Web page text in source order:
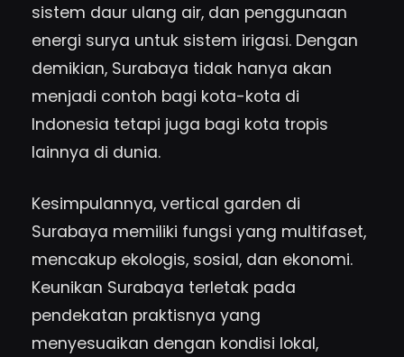
sistem daur ulang air, dan penggunaan
energi surya untuk sistem irigasi. Dengan
demikian, Surabaya tidak hanya akan
menjadi contoh bagi kota-kota di
Indonesia tetapi juga bagi kota tropis
lainnya di dunia.
Kesimpulannya, vertical garden di
Surabaya memiliki fungsi yang multifaset,
mencakup ekologis, sosial, dan ekonomi.
Keunikan Surabaya terletak pada
pendekatan praktisnya yang
menyesuaikan dengan kondisi lokal,